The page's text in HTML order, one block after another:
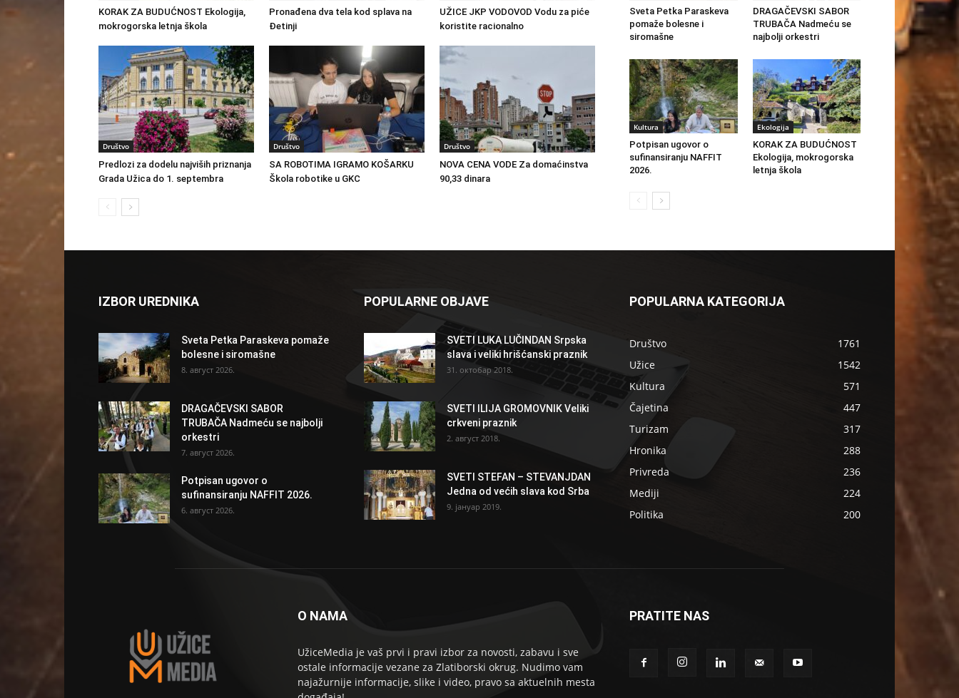
KORAK ZA BUDUĆNOST Ekologija,
mokrogorska letnja škola
Pronađena dva tela kod splava na
Đetinji
UŽICE JKP VODOVOD Vodu za piće
koristite racionalno
Društvo
Predlozi za dodelu najviših priznanja
Grada Užica do 1. septembra
Društvo
SA ROBOTIMA IGRAMO KOŠARKU
Škola robotike u GKC
Društvo
NOVA CENA VODE Za domaćinstva
90,33 dinara
Sveta Petka Paraskeva
pomaže bolesne i
siromašne
DRAGAČEVSKI SABOR
TRUBAČA Nadmeću se
najbolji orkestri
Kultura
Potpisan ugovor o
sufinansiranju NAFFIT
2026.
Ekologija
KORAK ZA BUDUĆNOST
Ekologija, mokrogorska
letnja škola
IZBOR UREDNIKA
Sveta Petka Paraskeva pomaže
bolesne i siromašne
8. август 2026.
DRAGAČEVSKI SABOR
TRUBAČA Nadmeću se najbolji
orkestri
7. август 2026.
Potpisan ugovor o
sufinansiranju NAFFIT 2026.
6. август 2026.
POPULARNE OBJAVE
SVETI LUKA LUČINDAN Srpska
slava i veliki hrišćanski praznik
31. октобар 2018.
SVETI ILIJA GROMOVNIK Veliki
crkveni praznik
2. август 2018.
SVETI STEFAN – STEVANJDAN
Jedna od većih slava kod Srba
9. јануар 2019.
POPULARNA KATEGORIJA
Društvo
1761
Užice
1542
Kultura
571
Čajetina
447
Turizam
317
Hronika
288
Privreda
236
Mediji
224
Politika
200
O NAMA
UžiceMedia je vaš prvi i pravi izbor za novosti, zabavu i sve
ostale informacije vezane za Zlatiborski okrug. Nudimo vam
najažurnije informacije, slike i video, pravo sa aktuelnih mesta
PRATITE NAS